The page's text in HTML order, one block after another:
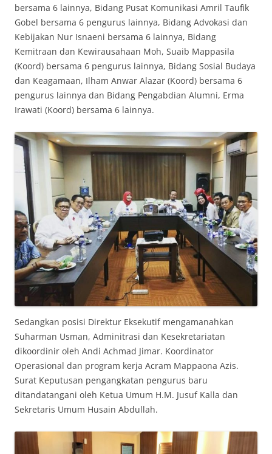
bersama 6 lainnya, Bidang Pusat Komunikasi Amril Taufik
Gobel bersama 6 pengurus lainnya, Bidang Advokasi dan
Kebijakan Nur Isnaeni bersama 6 lainnya, Bidang
Kemitraan dan Kewirausahaan Moh, Suaib Mappasila
(Koord) bersama 6 pengurus lainnya, Bidang Sosial Budaya
dan Keagamaan, Ilham Anwar Alazar (Koord) bersama 6
pengurus lainnya dan Bidang Pengabdian Alumni, Erma
Irawati (Koord) bersama 6 lainnya.
Sedangkan posisi Direktur Eksekutif mengamanahkan
Suharman Usman, Adminitrasi dan Kesekretariatan
dikoordinir oleh Andi Achmad Jimar. Koordinator
Operasional dan program kerja Acram Mappaona Azis.
Surat Keputusan pengangkatan pengurus baru
ditandatangani oleh Ketua Umum H.M. Jusuf Kalla dan
Sekretaris Umum Husain Abdullah.